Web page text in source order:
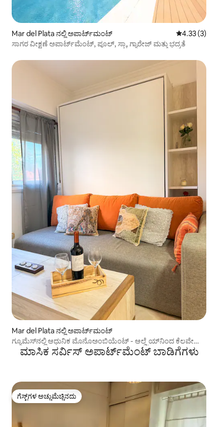
Mar del Plata ನಲ್ಲಿ ಅಪಾರ್ಟ್‌ಮಂಟ್ 5 ರಲ್ಲಿ 4.33
4.33 (3)
ಸಾಗರ ವೀಕ್ಷಣೆ ಅಪಾರ್ಟ್‌ಮೆಂಟ್, ಪೂಲ್, ಸ್ಪಾ, ಗ್ಯಾರೇಜ್ ಮತ್ತು ಭದ್ರತೆ
Mar del Plata ನಲ್ಲಿ ಅಪಾರ್ಟ್‌ಮಂಟ್
ಗ್ಯೂಮೆಸ್‌ನಲ್ಲಿ ಆಧುನಿಕ ಮೊನೊಅಂಬಿಯೆಂಟ್ - ಆಲ್ಡ್ರೆಯ್‌ನಿಂದ ಕೆಲವೇ
ಹೆಜ್ಜೆಗಳು
ಮಾಸಿಕ ಸರ್ವಿಸ್ ಅಪಾರ್ಟ್‌ಮೆಂಟ್ ಬಾಡಿಗೆಗಳು
ಗೆಸ್ಟ್‌ಗಳ ಅಚ್ಚುಮೆಚ್ಚಿನದು
ಗೆಸ್ಟ್‌ಗಳ ಅಚ್ಚುಮೆಚ್ಚಿನದು